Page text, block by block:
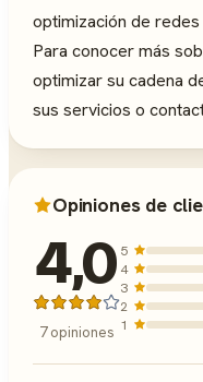
optimización de
Para conocer más
optimizar su cadena
sus servicios o
Opiniones de
4,0
7 opiniones
5
4
3
2
1